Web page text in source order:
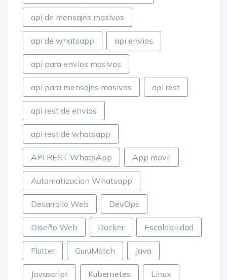
api de mensajes masivos
api de whatsapp api envios
api para envios masivos
api para mensajes masivos api rest
api rest de envios
api rest de whatsapp
API REST WhatsApp App movil
Automatizacion Whatsapp
Desarrollo Web DevOps
Diseño Web Docker Escalabilidad
Flutter GuruMatch Java
Javascript Kubernetes Linux